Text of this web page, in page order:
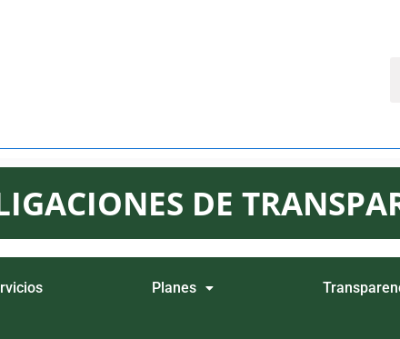
DE
Planes